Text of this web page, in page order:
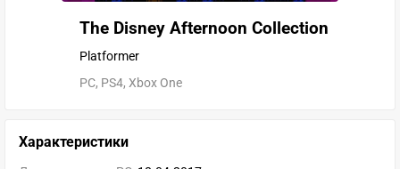
The Disney Afternoon Collection
Platformer
PC, PS4, Xbox One
Характеристики